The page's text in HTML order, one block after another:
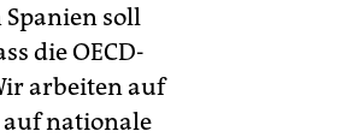
soll
die OECD-
arbeiten auf
nationale